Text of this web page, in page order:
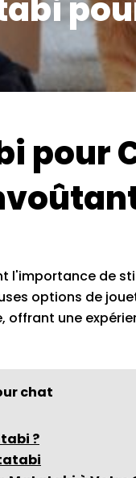
pour
l'importance de
options de
une
chat
?